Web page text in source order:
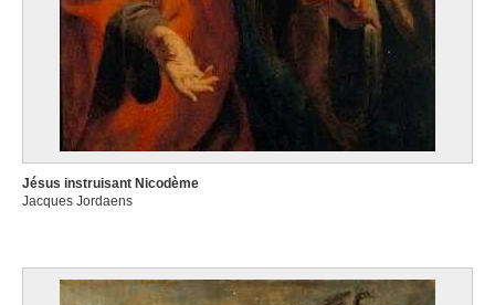
Jésus instruisant Nicodème
Jacques Jordaens